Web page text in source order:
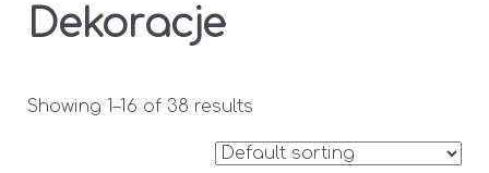
Dekoracje
Showing 1–16 of 38 results